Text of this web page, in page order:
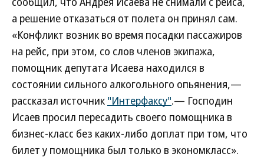
а решение отказаться от полета он принял сам.
«Конфликт возник во время посадки пассажиров
на рейс, при этом, со слов членов экипажа,
помощник депутата Исаева находился в
состоянии сильного алкогольного опьянения,—
рассказал источник "Интерфаксу".— Господин
Исаев просил пересадить своего помощника в
бизнес-класс без каких-либо доплат при том, что
билет у помощника был только в экономкласс».